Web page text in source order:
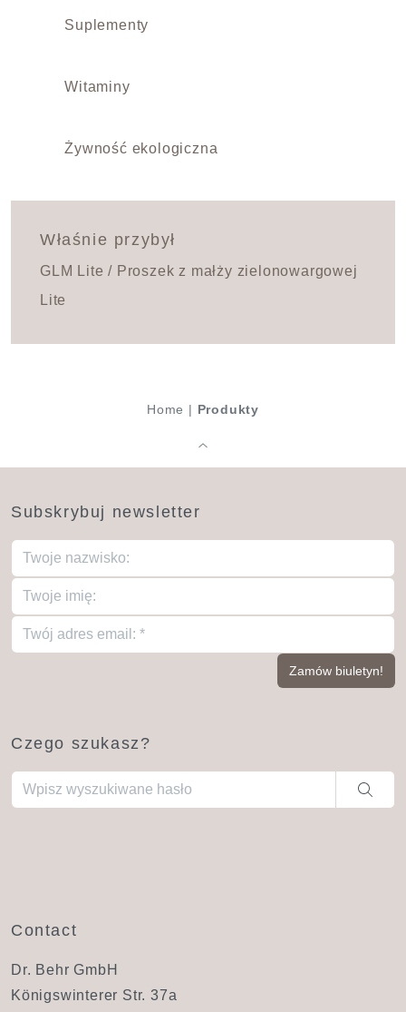
Suplementy
Witaminy
Żywność ekologiczna
Właśnie przybył
GLM Lite / Proszek z małży zielonowargowej
Lite
Home | Produkty
Subskrybuj newsletter
Czego szukasz?
Gdy dostępne są wyniki autouzupełniania, użyj strzałek w
Contact
Dr. Behr GmbH
Königswinterer Str. 37a